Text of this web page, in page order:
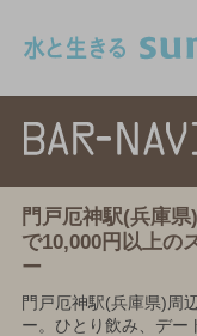
門戸厄神駅(兵庫
で10,000円以上の
ー
門戸厄神駅(兵庫県)周
ー。ひとり飲み、デー